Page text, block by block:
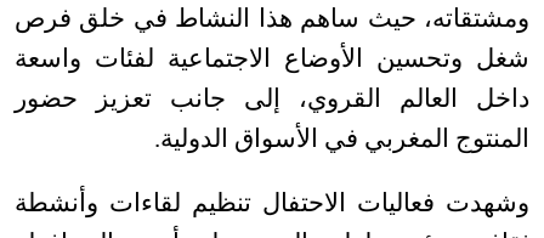
ومشتقاته، حيث ساهم هذا النشاط في خلق فرص
شغل وتحسين الأوضاع الاجتماعية لفئات واسعة
داخل العالم القروي، إلى جانب تعزيز حضور
المنتوج المغربي في الأسواق الدولية.
وشهدت فعاليات الاحتفال تنظيم لقاءات وأنشطة